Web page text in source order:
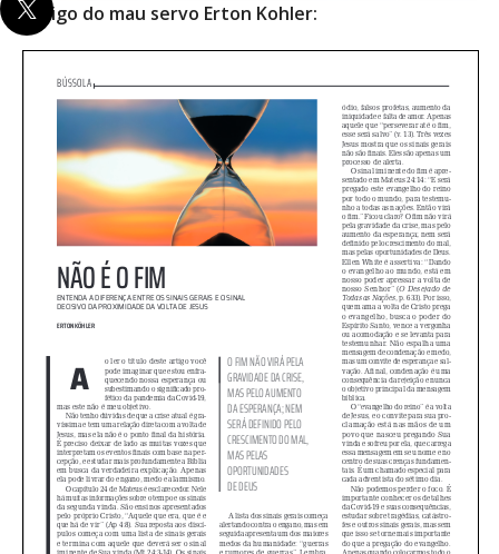
Artigo do mau servo Erton Kohler: